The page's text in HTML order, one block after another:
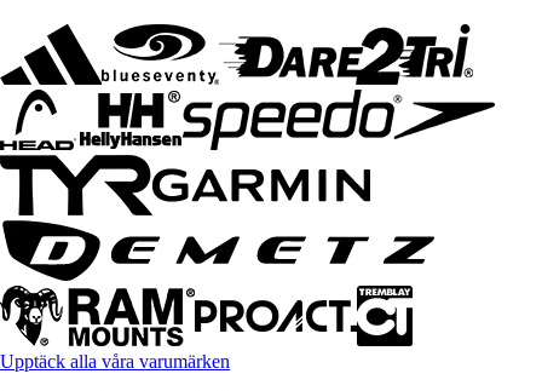
Upptäck alla våra varumärken